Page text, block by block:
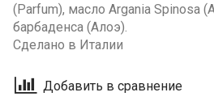
(Parfum), масло Argania Spinosa
барбаденса (Алоэ).
Сделано в Италии
Добавить в сравнение